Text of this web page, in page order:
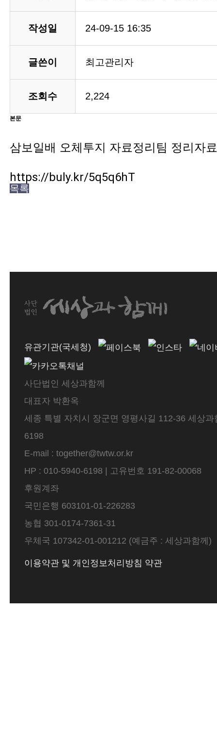
작성일 24-09-15 16:35
글쓴이 최고관리자
조회수 2,224
본문
삼보일배 오체투지 자료정리팀 정리자료
https://buly.kr/5q5q6hT
목록
유관기관(국세청)
사단법인 세상과함께
대표자 박환옥
세종 특별 자치시 장군면 영평사길 112-36 세상
6198
E-mail : together@twtw.or.kr
HP : 010-5940-6198 | 고유번호 191-82-00068
후원계좌
국민은행 603101-01-226283
농협 301-0174-7361-31
우체국 107342-01-001212 (예금주 : 세상과함께)
이용약관 및 개인정보처리방침 약관